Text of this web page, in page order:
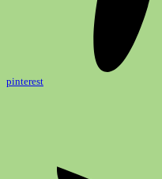
pinterest